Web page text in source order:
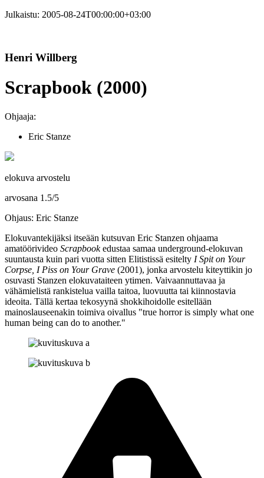
Julkaistu: 2005-08-24T00:00:00+03:00
Henri Willberg
Scrapbook (2000)
Ohjaaja:
Eric Stanze
elokuva arvostelu
arvosana 1.5/5
Ohjaus: Eric Stanze
Elokuvantekijäksi itseään kutsuvan Eric Stanzen ohjaama
amatöörivideo Scrapbookedustaa samaa underground-elokuvan
suuntausta kuin pari vuotta sitten Elitistissä esitelty I Spit on Your
Corpse, I Piss on Your Grave (2001), jonka arvostelu kiteyttikin jo
osuvasti Stanzen elokuvataiteen ytimen. Vaivaannuttavaa ja
vähämielistä rankistelua vailla taitoa, luovuutta tai kiinnostavia
ideoita. Tällä kertaa tekosyynä shokkihoidolle esitellään
mainoslauseenakin toimiva oivallus "true horror is simply what one
human being can do to another."